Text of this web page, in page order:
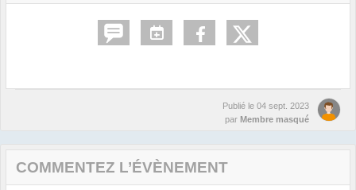
Publié le 04 sept. 2023
par Membre masqué
COMMENTEZ L’ÉVÈNEMENT